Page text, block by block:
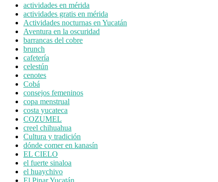
actividades en mérida
actividades gratis en mérida
Actividades nocturnas en Yucatán
Aventura en la oscuridad
barrancas del cobre
brunch
cafetería
celestún
cenotes
Cobá
consejos femeninos
copa menstrual
costa yucateca
COZUMEL
creel chihuahua
Cultura y tradición
dónde comer en kanasín
EL CIELO
el fuerte sinaloa
el huaychivo
El Pinar Yucatán